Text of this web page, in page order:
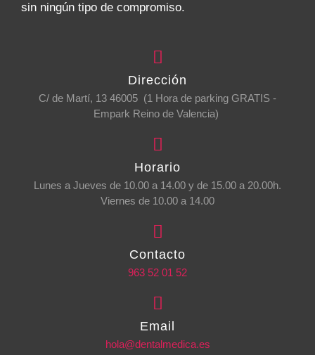
sin ningún tipo de compromiso.
Dirección
C/ de Martí, 13 46005 (1 Hora de parking GRATIS -
Empark Reino de Valencia)
Horario
Lunes a Jueves de 10.00 a 14.00 y de 15.00 a 20.00h.
Viernes de 10.00 a 14.00
Contacto
963 52 01 52
Email
hola@dentalmedica.es